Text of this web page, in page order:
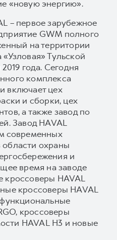
«новую энергию».
– первое зарубежное
GWM полного
на территории
Тульской
года. Сегодня
комплекса
включает цех
и сборки, цех
а также завод по
Завод HAVAL
современных
охраны
и
время на заводе
кроссоверы HAVAL
кроссоверы HAVAL
кроссоверы
HAVAL H3 и новые